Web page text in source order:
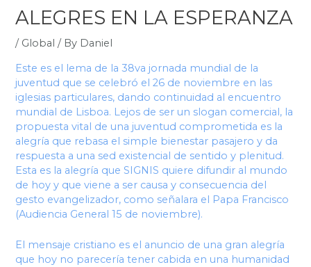
ALEGRES EN LA ESPERANZA
/ Global / By Daniel
Este es el lema de la 38va jornada mundial de la
juventud que se celebró el 26 de noviembre en las
iglesias particulares, dando continuidad al encuentro
mundial de Lisboa. Lejos de ser un slogan comercial, la
propuesta vital de una juventud comprometida es la
alegría que rebasa el simple bienestar pasajero y da
respuesta a una sed existencial de sentido y plenitud.
Esta es la alegría que SIGNIS quiere difundir al mundo
de hoy y que viene a ser causa y consecuencia del
gesto evangelizador, como señalara el Papa Francisco
(Audiencia General 15 de noviembre).
El mensaje cristiano es el anuncio de una gran alegría
que hoy no parecería tener cabida en una humanidad